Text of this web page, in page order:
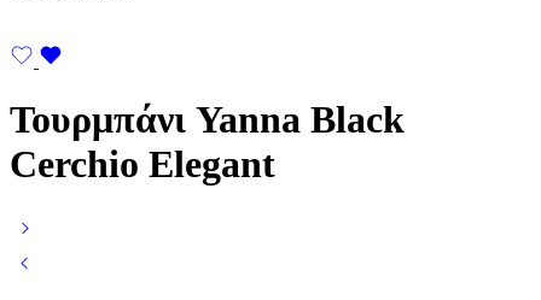
Τουρμπάνι Yanna Black
Cerchio Elegant